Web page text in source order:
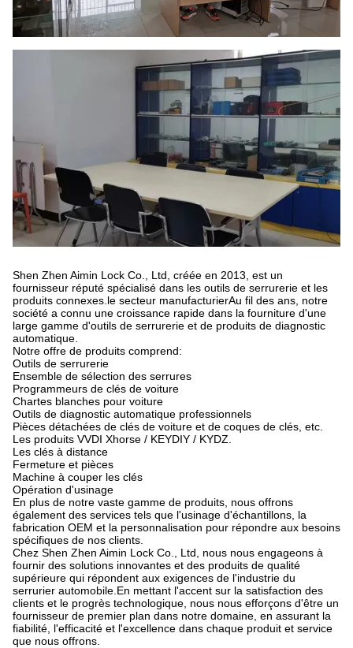
Shen Zhen Aimin Lock Co., Ltd, créée en 2013, est un
fournisseur réputé spécialisé dans les outils de serrurerie et les
produits connexes.le secteur manufacturierAu fil des ans, notre
société a connu une croissance rapide dans la fourniture d'une
large gamme d'outils de serrurerie et de produits de diagnostic
automatique.
Notre offre de produits comprend:
Outils de serrurerie
Ensemble de sélection des serrures
Programmeurs de clés de voiture
Chartes blanches pour voiture
Outils de diagnostic automatique professionnels
Pièces détachées de clés de voiture et de coques de clés, etc.
Les produits VVDI Xhorse / KEYDIY / KYDZ.
Les clés à distance
Fermeture et pièces
Machine à couper les clés
Opération d'usinage
En plus de notre vaste gamme de produits, nous offrons
également des services tels que l'usinage d'échantillons, la
fabrication OEM et la personnalisation pour répondre aux besoins
spécifiques de nos clients.
Chez Shen Zhen Aimin Lock Co., Ltd, nous nous engageons à
fournir des solutions innovantes et des produits de qualité
supérieure qui répondent aux exigences de l'industrie du
serrurier automobile.En mettant l'accent sur la satisfaction des
clients et le progrès technologique, nous nous efforçons d'être un
fournisseur de premier plan dans notre domaine, en assurant la
fiabilité, l'efficacité et l'excellence dans chaque produit et service
que nous offrons.